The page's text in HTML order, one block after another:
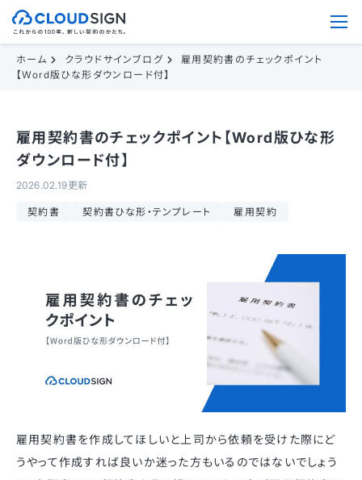
ホーム クラウドサインブログ
雇用契約書のチェックポイント
【Word版ひな形ダウンロード付】
雇用契約書のチェックポイント【Word版ひな形
ダウンロード付】
2026.02.19更新
契約書 契約書ひな形・テンプレート 雇用契約
雇用契約書を作成してほしいと上司から依頼を受けた際にど
うやって作成すれば良いか迷った方もいるのではないでしょう